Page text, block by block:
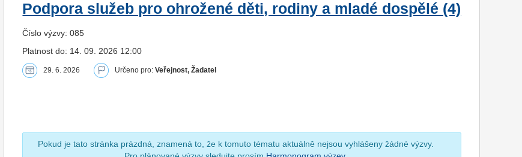
Podpora služeb pro ohrožené děti, rodiny a mladé dospělé (4)
Číslo výzvy: 085
Platnost do: 14. 09. 2026 12:00
29. 6. 2026 Určeno pro:Veřejnost, Žadatel
Pokud je tato stránka prázdná, znamená to, že k tomuto tématu aktuálně nejsou vyhlášeny žádné výzvy.